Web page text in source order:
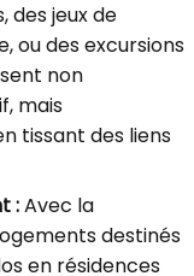
des jeux de
ou des excursions
non
mais
tissant des liens
:Avec la
destinés
en résidences